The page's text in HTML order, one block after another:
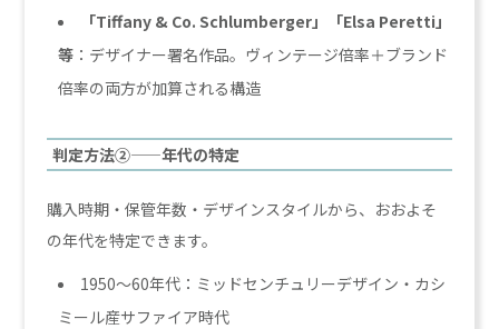
「Tiffany & Co. Schlumberger」「Elsa Peretti」
等 ：デザイナー署名作品。ヴィンテージ倍率＋ブランド
倍率の両方が加算される構造
判定方法②——年代の特定
購入時期・保管年数・デザインスタイルから、おおよそ
の年代を特定できます。
1950〜60年代：ミッドセンチュリーデザイン・カシ
ミール産サファイア時代